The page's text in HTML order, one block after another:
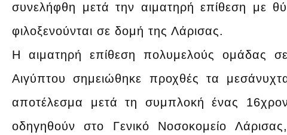
συνελήφθη μετά την αιματηρή επίθεση με
φιλοξενούνται σε δομή της Λάρισας.
Η αιματηρή επίθεση πολυμελούς ομάδας
Αιγύπτου σημειώθηκε προχθές τα
αποτέλεσμα μετά τη συμπλοκή ένας
οδηγηθούν στο Γενικό Νοσοκομείο